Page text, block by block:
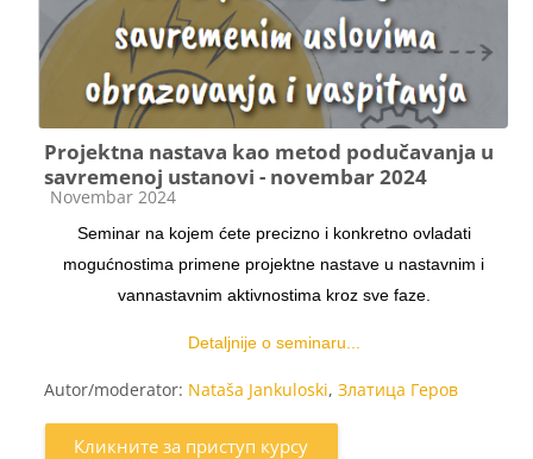
Projektna nastava kao metod podučavanja u
savremenoj ustanovi - novembar 2024
Категорија курса
Novembar 2024
Seminar na kojem ćete precizno i konkretno ovladati
mogućnostima primene projektne nastave u nastavnim i
vannastavnim aktivnostima kroz sve faze.
Detaljnije o seminaru...
Autor/moderator: Nataša Jankuloski, Златица Геров
Кликните за приступ курсу